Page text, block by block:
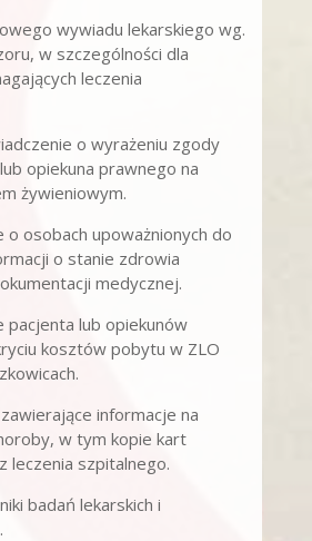
wywiadu lekarskiego wg.
w szczególności dla
leczenia
o wyrażeniu zgody
opiekuna prawnego na
żywieniowym.
o osobach upoważnionych do
o stanie zdrowia
medycznej.
pacjenta lub opiekunów
kosztów pobytu w ZLO
informacje na
w tym kopie kart
leczenia szpitalnego.
badań lekarskich i